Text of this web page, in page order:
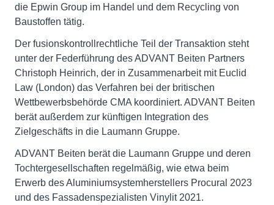
die Epwin Group im Handel und dem Recycling von
Baustoffen tätig.
Der fusionskontrollrechtliche Teil der Transaktion steht
unter der Federführung des ADVANT Beiten Partners
Christoph Heinrich, der in Zusammenarbeit mit Euclid
Law (London) das Verfahren bei der britischen
Wettbewerbsbehörde CMA koordiniert. ADVANT Beiten
berät außerdem zur künftigen Integration des
Zielgeschäfts in die Laumann Gruppe.
ADVANT Beiten berät die Laumann Gruppe und deren
Tochtergesellschaften regelmäßig, wie etwa beim
Erwerb des Aluminiumsystemherstellers Procural 2023
und des Fassadenspezialisten Vinylit 2021.